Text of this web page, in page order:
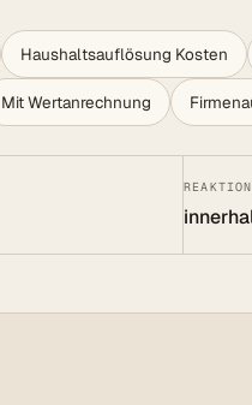
Haushaltsauflösung Kosten
Mit Wertanrechnung